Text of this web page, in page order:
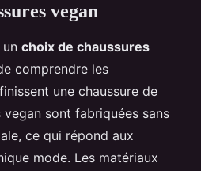
vegan
choix de chaussures
comprendre les
une chaussure de
vegan sont fabriquées sans
ce qui répond aux
mode. Les matériaux